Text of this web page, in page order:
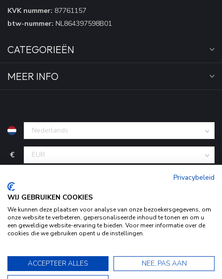
KVK nummer: 87761157
btw-nummer: NL864397598B01
CATEGORIEËN
MEER INFO
€
Begingoed.nl design
gebruik van cookies om onze website te verbeteren.
Dit bericht verbergen
9.5
Privacybeleid
WIJ GEBRUIKEN COOKIES
We kunnen deze plaatsen voor analyse van onze bezoekersgegevens, om
onze website te verbeteren, gepersonaliseerde inhoud te tonen en om u
een geweldige website-ervaring te bieden. Voor meer informatie over de
cookies die we gebruiken opent u de instellingen.
ACCEPTEER ALLES
NEE, PAS AAN